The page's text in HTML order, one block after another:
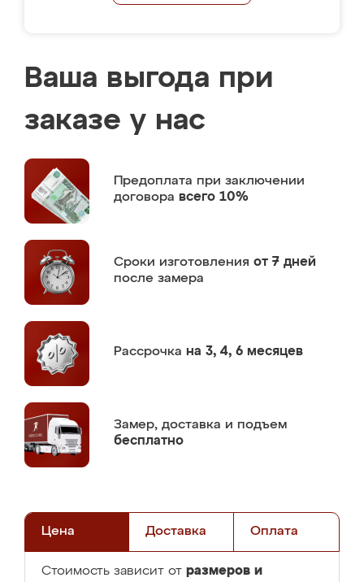
Ваша выгода при
заказе у нас
Предоплата при заключении
договора всего 10%
Сроки изготовления от 7 дней
после замера
Рассрочка на 3, 4, 6 месяцев
Замер, доставка и подъем
бесплатно
Цена Доставка Оплата
Стоимость зависит от размеров и